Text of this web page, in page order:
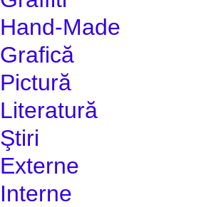
Hand-Made
Grafică
Pictură
Literatură
Ştiri
Externe
Interne